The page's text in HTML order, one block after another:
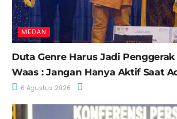
MEDAN
Duta Genre Harus Jadi Penggerak
Waas : Jangan Hanya Aktif Saat
6 Agustus 2026